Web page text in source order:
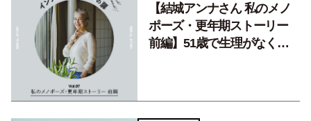
【結城アンナさん 私のメノ
ポーズ・更年期ストーリー
前編】51歳で生理がなくな